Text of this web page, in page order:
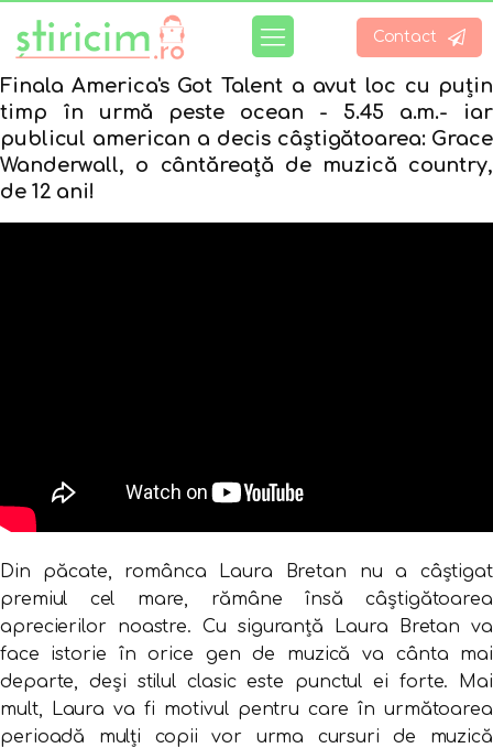
Contact
FinalaAmerica's Got Talent a avut loc cu puțin
timp în urmă peste ocean - 5.45 a.m.- iar
publicul american a decis câștigătoarea: Grace
Wanderwall, o cântăreață de muzică country,
de 12 ani!
Din păcate, românca Laura Bretan nu a câștigat
premiul cel mare, rămâne însă câștigătoarea
aprecierilor noastre. Cu siguranță Laura Bretan va
face istorie în orice gen de muzică va cânta mai
departe, deși stilul clasic este punctul ei forte. Mai
mult, Laura va fi motivul pentru care în următoarea
perioadă mulți copii vor urma cursuri de muzică